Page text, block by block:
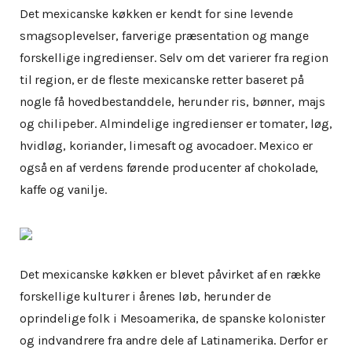
Det mexicanske køkken er kendt for sine levende
smagsoplevelser, farverige præsentation og mange
forskellige ingredienser. Selv om det varierer fra region
til region, er de fleste mexicanske retter baseret på
nogle få hovedbestanddele, herunder ris, bønner, majs
og chilipeber. Almindelige ingredienser er tomater, løg,
hvidløg, koriander, limesaft og avocadoer. Mexico er
også en af verdens førende producenter af chokolade,
kaffe og vanilje.
Det mexicanske køkken er blevet påvirket af en række
forskellige kulturer i årenes løb, herunder de
oprindelige folk i Mesoamerika, de spanske kolonister
og indvandrere fra andre dele af Latinamerika. Derfor er